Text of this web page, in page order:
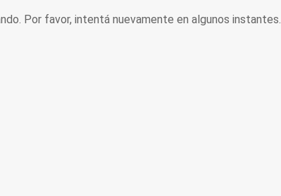
Por favor, intentá nuevamente en algunos instantes.